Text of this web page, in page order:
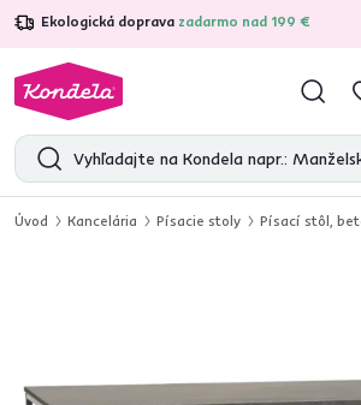
Ekologická doprava zadarmo nad 199 €
4,7 31 333overených
Úvod Kancelária Písacie stoly Písací stôl,